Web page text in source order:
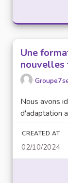
Une
nouvelles
Nous avons
d'adaptation
CREATED AT
02/10/2024